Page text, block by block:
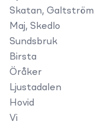
Skatan, Galtström
Maj, Skedlo
Sundsbruk
Birsta
Öråker
Ljustadalen
Hovid
Vi